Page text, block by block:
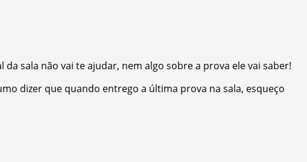
sala não vai te ajudar, nem algo sobre a prova ele vai saber!
dizer que quando entrego a última prova na sala, esqueço